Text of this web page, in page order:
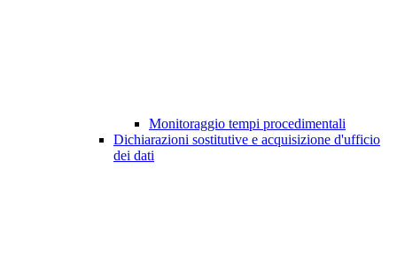
Monitoraggio tempi procedimentali
Dichiarazioni sostitutive e acquisizione d'ufficio
dei dati